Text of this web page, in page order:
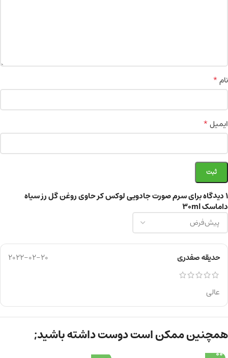
1 دیدگاه برای سرم صورت جادویی لوکس کر حاوی روغن گل رز سیاه
داماسک 30ml
حدیقه صفدری 2022-02-20
عالی
نام*
ایمیل*
همچنین ممکن است دوست داشته باشید;